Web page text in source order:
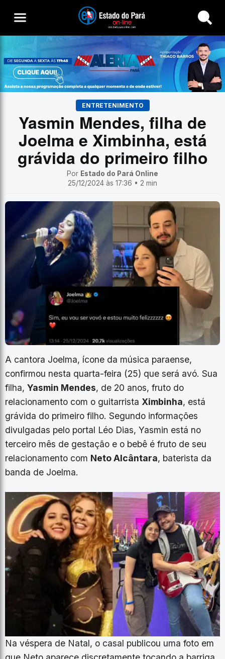
Buscar
ENTRETENIMENTO
Yasmin Mendes, filha de
Joelma e Ximbinha, está
grávida do primeiro filho
Por Estado do Pará Online
25/12/2024 às 17:36 • 2 min
A cantora Joelma, ícone da música paraense,
confirmou nesta quarta-feira (25) que será avó. Sua
filha, Yasmin Mendes, de 20 anos, fruto do
relacionamento com o guitarrista Ximbinha, está
grávida do primeiro filho. Segundo informações
divulgadas pelo portal Léo Dias, Yasmin está no
terceiro mês de gestação e o bebê é fruto de seu
relacionamento com Neto Alcântara, baterista da
banda de Joelma.
Na véspera de Natal, o casal publicou uma foto em